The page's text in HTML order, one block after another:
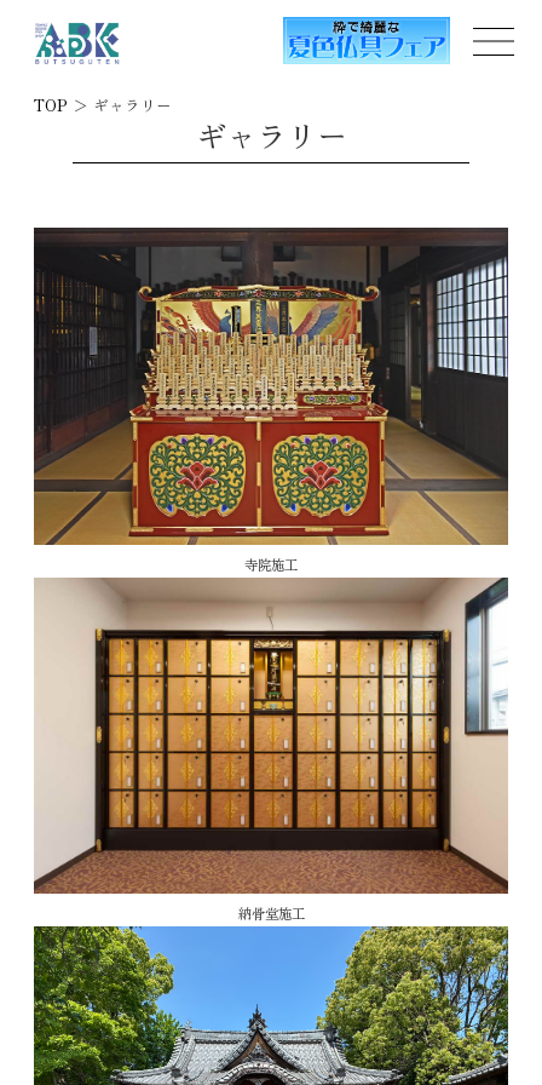
TOP ＞ ギャラリー
ギャラリー
寺院施工
納骨堂施工